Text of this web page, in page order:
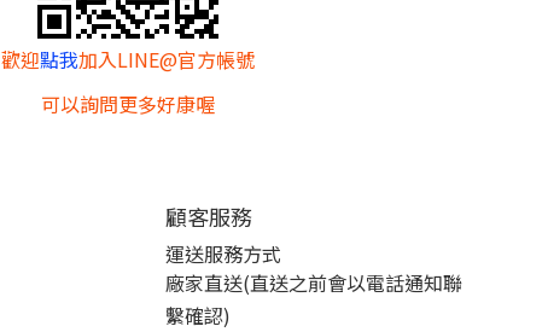
歡迎點我加入LINE@官方帳號
可以詢問更多好康喔
顧客服務
運送服務方式
廠家直送(直送之前會以電話通知聯
繫確認)